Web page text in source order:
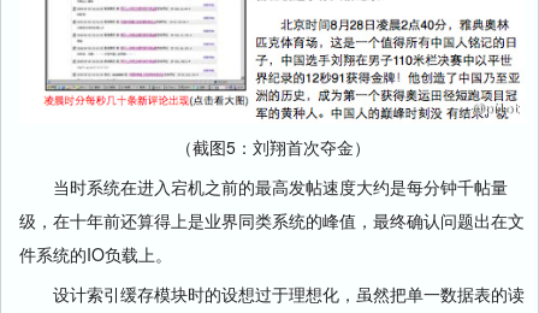
（截图5：刘翔首次夺金）
当时系统在进入宕机之前的最高发帖速度大约是每分钟千帖量
级，在十年前还算得上是业界同类系统的峰值，最终确认问题出在文
件系统的IO负载上。
设计索引缓存模块时的设想过于理想化，虽然把单一数据表的读